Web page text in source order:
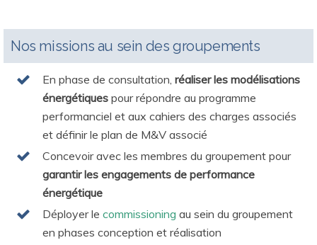
Nos missions au sein des groupements
En phase de consultation, réaliser les modélisations
énergétiques pour répondre au programme
performanciel et aux cahiers des charges associés
et définir le plan de M&V associé
Concevoir avec les membres du groupement pour
garantir les engagements de performance
énergétique
Déployer le commissioning au sein du groupement
en phases conception et réalisation